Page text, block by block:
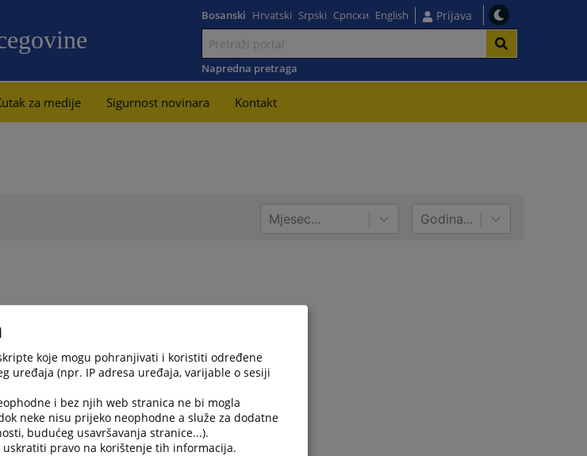
sadržaj
Bosanski Hrvatski Srpski Српски English Prijava
Napredna pretraga
za medije Sigurnost novinara Kontakt
Mjesec... Godina...
koje mogu pohranjivati i koristiti određene
uređaja (npr. IP adresa uređaja, varijable o sesiji
i bez njih web stranica ne bi mogla
neke nisu prijeko neophodne a služe za dodatne
budućeg usavršavanja stranice...).
pravo na korištenje tih informacija.